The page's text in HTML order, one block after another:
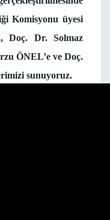
Komisyonu üyesi
Doç. Dr. Solmaz
ÖNEL’e ve Doç.
sunuyoruz.